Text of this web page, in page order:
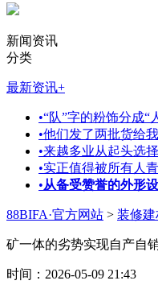
新闻资讯
分类
最新资讯+
•“队”字的粉饰分成“
•他们发了两批货给
•来越多业从起头选
•实正值得被所有人
•从备受赞誉的外形
88BIFA·官方网站 > 装修
矿一体的劣势实现自产自
时间：2026-05-09 21:43